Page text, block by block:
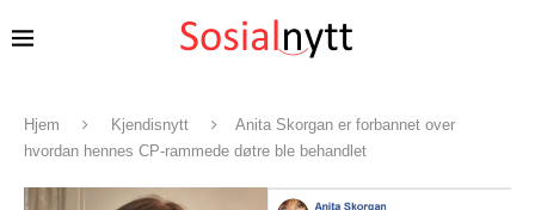
Hjem Kjendisnytt
Anita Skorgan er forbannet over
hvordan hennes CP-rammede døtre ble behandlet